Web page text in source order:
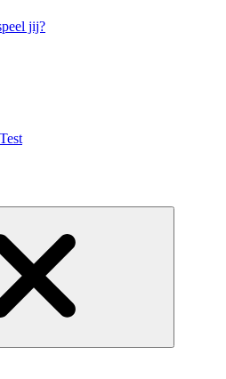
jij?